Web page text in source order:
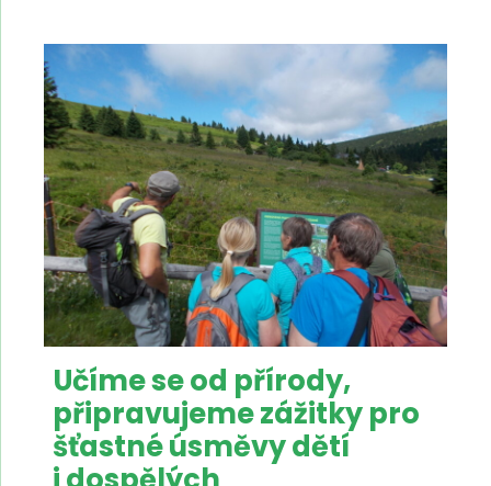
Učíme se od přírody,
připravujeme zážitky pro
šťastné úsměvy dětí